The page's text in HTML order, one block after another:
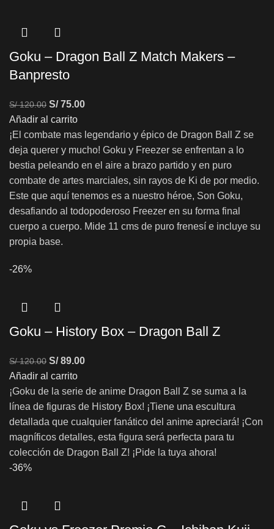
Goku – Dragon Ball Z Match Makers –
Banpresto
S/120.00 S/75.00
Añadir al carrito
¡El combate mas legendario y épico de Dragon Ball Z se
deja querer y mucho! Goku y Freezer se enfrentan a lo
bestia peleando en el aire a brazo partido y en puro
combate de artes marciales, sin rayos de Ki de por medio.
Este que aquí tenemos es a nuestro héroe, Son Goku,
desafiando al todopoderoso Freezer en su forma final
cuerpo a cuerpo. Mide 11 cms de puro frenesí e incluye su
propia base.
-26%
Goku – History Box – Dragon Ball Z
S/120.00 S/89.00
Añadir al carrito
¡Goku de la serie de anime Dragon Ball Z se suma a la
línea de figuras de History Box! ¡Tiene una escultura
detallada que cualquier fanático del anime apreciará! ¡Con
magníficos detalles, esta figura será perfecta para tu
colección de Dragon Ball Z! ¡Pide la tuya ahora!
-36%